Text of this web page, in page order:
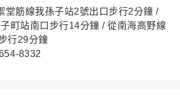
堂筋線我孫子站2號出口步行2分鐘 /
町站南口步行14分鐘 / 從南海高野線
行29分鐘
8332